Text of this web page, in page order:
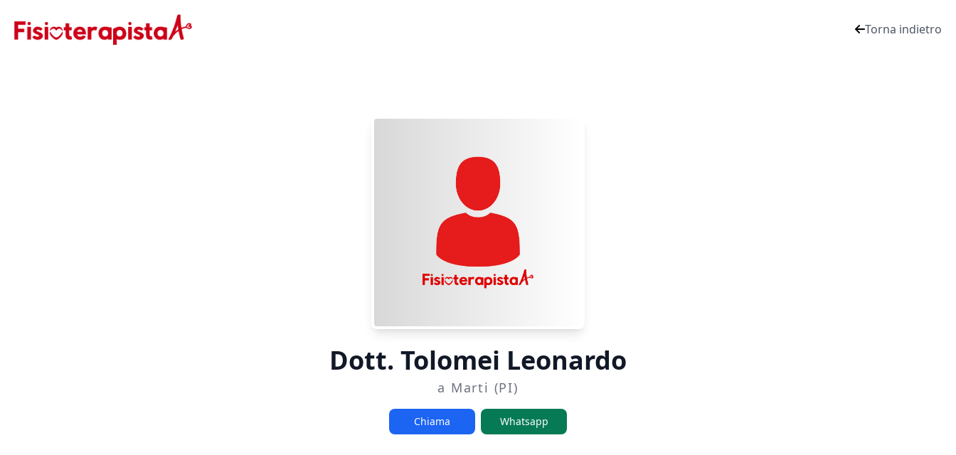
Torna indietro
Dott. Tolomei Leonardo
a Marti (PI)
Chiama Whatsapp